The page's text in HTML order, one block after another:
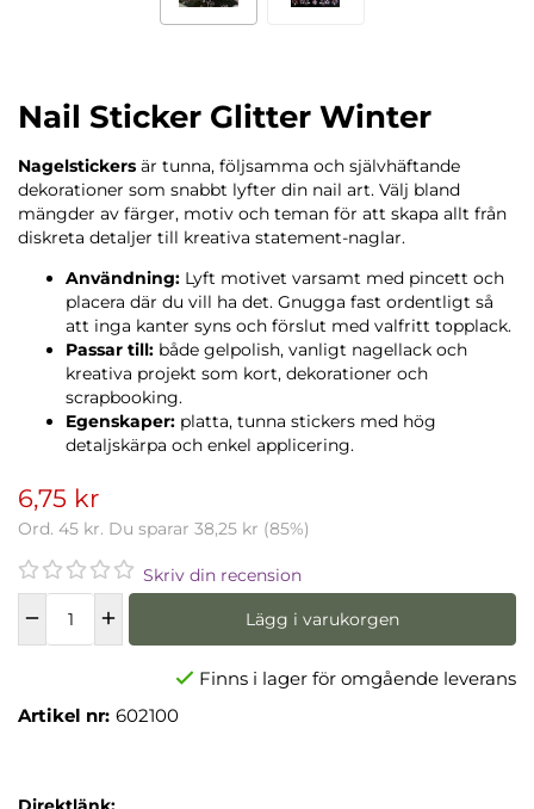
Nail Sticker Glitter Winter
Nagelstickers är tunna, följsamma och självhäftande
dekorationer som snabbt lyfter din nail art. Välj bland
mängder av färger, motiv och teman för att skapa allt från
diskreta detaljer till kreativa statement-naglar.
Användning: Lyft motivet varsamt med pincett och
placera där du vill ha det. Gnugga fast ordentligt så
att inga kanter syns och förslut med valfritt topplack.
Passar till: både gelpolish, vanligt nagellack och
kreativa projekt som kort, dekorationer och
scrapbooking.
Egenskaper: platta, tunna stickers med hög
detaljskärpa och enkel applicering.
6,75 kr
Ord. 45 kr. Du sparar 38,25 kr (85%)
Skriv din recension
Lägg i varukorgen
Finns i lager för omgående leverans
Artikel nr: 602100